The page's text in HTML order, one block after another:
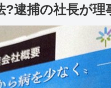
?逮捕の社長が理